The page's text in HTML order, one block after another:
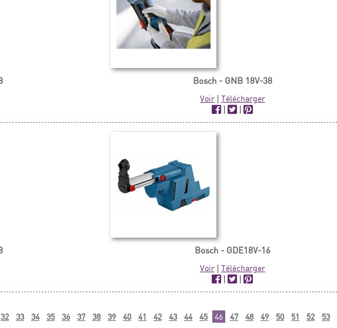
Bosch - GNB 18V-38
Voir| Télécharger
|
|
Bosch - GDE18V-16
Voir| Télécharger
|
|
32 33 34 35 36 37 38 39 40 41 42 43 44 45 46 47 48 49 50 51 52 53